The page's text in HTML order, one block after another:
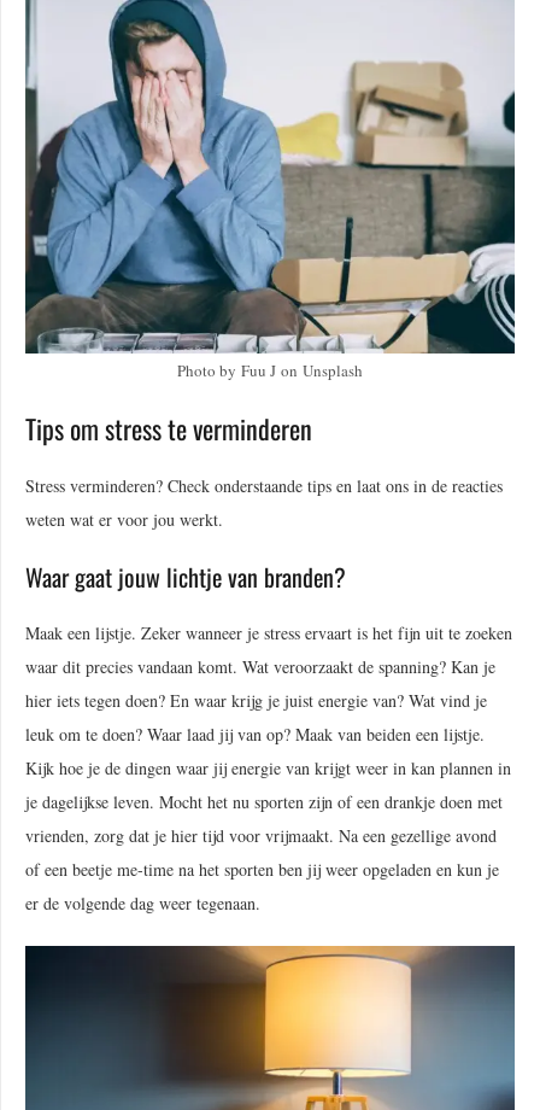
Photo by Fuu J on Unsplash
Tips om stress te verminderen
Stress verminderen? Check onderstaande tips en laat ons in de reacties
weten wat er voor jou werkt.
Waar gaat jouw lichtje van branden?
Maak een lijstje. Zeker wanneer je stress ervaart is het fijn uit te zoeken
waar dit precies vandaan komt. Wat veroorzaakt de spanning? Kan je
hier iets tegen doen? En waar krijg je juist energie van? Wat vind je
leuk om te doen? Waar laad jij van op? Maak van beiden een lijstje.
Kijk hoe je de dingen waar jij energie van krijgt weer in kan plannen in
je dagelijkse leven. Mocht het nu sporten zijn of een drankje doen met
vrienden, zorg dat je hier tijd voor vrijmaakt. Na een gezellige avond
of een beetje me-time na het sporten ben jij weer opgeladen en kun je
er de volgende dag weer tegenaan.